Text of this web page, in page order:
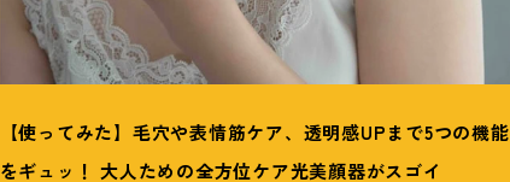
【使ってみた】毛穴や表情筋ケア、透明感UPまで5つの機能
をギュッ ！ 大人ための全方位ケア光美顔器がスゴイ